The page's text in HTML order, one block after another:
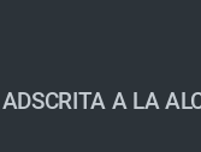
A LA